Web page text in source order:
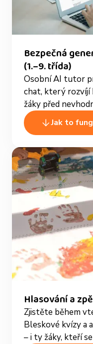
Bezpečná
(1.–9. třída)
Osobní AI tutor
chat, který rozvíjí
žáky před
Jak to
Hlasování a
Zjistěte během
Bleskové kvízy a
– i ty žáky, kteří